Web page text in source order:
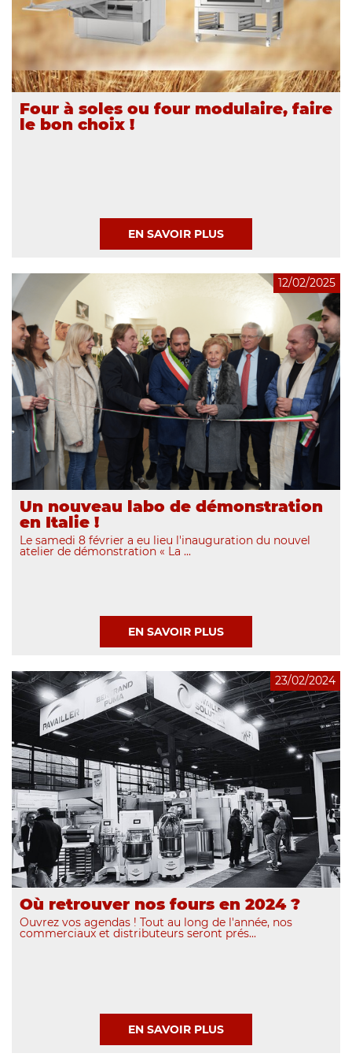
Four à soles ou four modulaire, faire
le bon choix !
EN SAVOIR PLUS
12/02/2025
Un nouveau labo de démonstration
en Italie !
Le samedi 8 février a eu lieu l'inauguration du nouvel
atelier de démonstration « La ...
EN SAVOIR PLUS
23/02/2024
Où retrouver nos fours en 2024 ?
Ouvrez vos agendas ! Tout au long de l'année, nos
commerciaux et distributeurs seront prés...
EN SAVOIR PLUS